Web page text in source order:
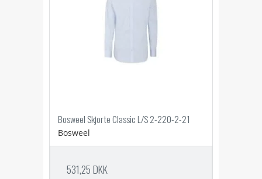
Bosweel Skjorte Classic L/S 2-220-2-21
Bosweel
531,25 DKK